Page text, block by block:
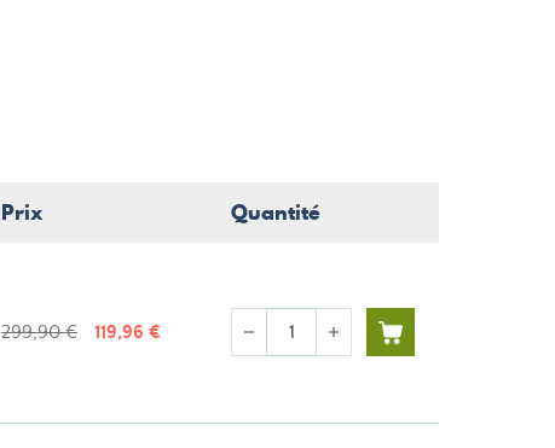
Prix Quantité
299,90 € 119,96 € Quantité
remove add